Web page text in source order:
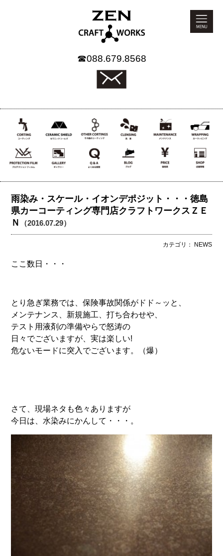
☎088.679.8568
雨染み・スケール・イオンデポジット・・・徳島
県カーコーティング専門店クラフトワークスＺＥ
Ｎ
（2016.07.29）
カテゴリ： NEWS
ここ数日・・・
とり急ぎ業務では、保険事故関係がドド～ッと、
メンテナンス、新規施工、打ち合わせや、
テスト用液剤の準備やらで怒涛の
日々でございますが、実は楽しい!
危ないモードに突入でございます。（爆）
さて、現場ネタも色々ありますが
今日は、水染みにかんして・・・。